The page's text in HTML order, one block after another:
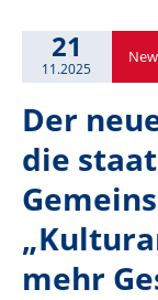
21
11.2025
Der
die
mehr